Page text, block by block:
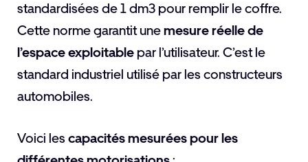
standardisées de 1 dm3 pour remplir le coffre.
Cette norme garantit unemesure réelle de
l’espace exploitable par l’utilisateur. C’est le
standard industriel utilisé par les constructeurs
automobiles.
Voici les capacités mesurées pour les